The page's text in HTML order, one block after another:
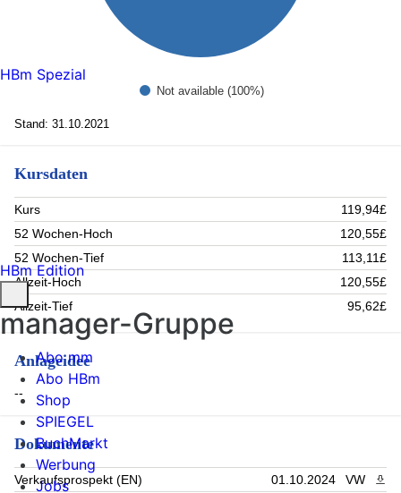
Not available (100%)
Stand: 31.10.2021
Kursdaten
Kurs
119,94£
52 Wochen-Hoch
120,55£
52 Wochen-Tief
113,11£
Allzeit-Hoch
120,55£
Allzeit-Tief
95,62£
Anlageidee
--
Dokumente
Verkaufsprospekt (EN) 01.10.2024 VW
HBm Spezial
HBm Edition
manager-Gruppe
Abo mm
Abo HBm
Shop
SPIEGEL
BuchMarkt
Werbung
Jobs